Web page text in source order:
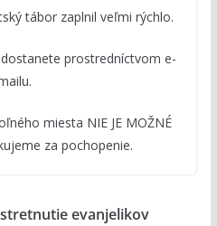
tábor zaplnil veľmi rýchlo.
prostredníctvom e-
miesta NIE JE MOŽNÉ
za pochopenie.
evanjelikov